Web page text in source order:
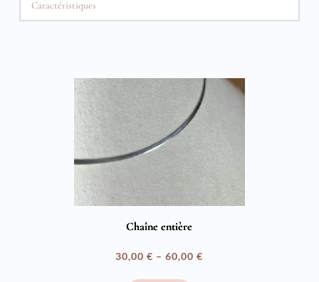
Caractéristiques
Chaîne entière
30,00€ –60,00€
Plage